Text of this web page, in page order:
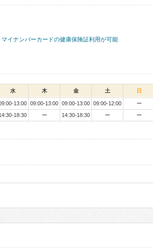
マイナンバーカードの健康保険証利用が可能
水 木 金 土 日
13:00 09:00-13:00 09:00-13:00 09:00-12:00 ー
18:30 ー 14:30-18:30 ー ー